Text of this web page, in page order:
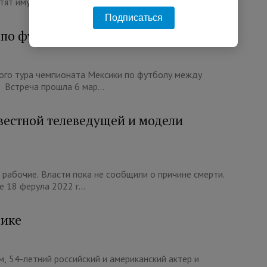
футболу погибли 17 человек
тура чемпионата Мексики по футболу между
Встреча прошла 6 мар...
телеведущей и модели
Власти пока не сообщили о причине смерти.
18 ферула 2022 г...
летний российский и американский актер и
Подписаться